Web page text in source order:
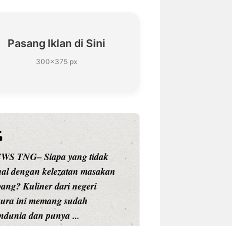
Pasang Iklan di Sini
300×375 px
NEWS TNG– Siapa sangka, dua
nama besar di dunia hiburan,
Nunung Srimulat dan Vicky
Prasetyo, kini merambah dunia
kuliner dengan ...